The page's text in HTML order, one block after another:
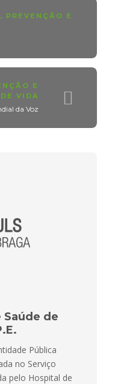
, PREVENÇÃO E
E
VIDA
da Voz
Saúde de
Pública
no Serviço
pelo Hospital de